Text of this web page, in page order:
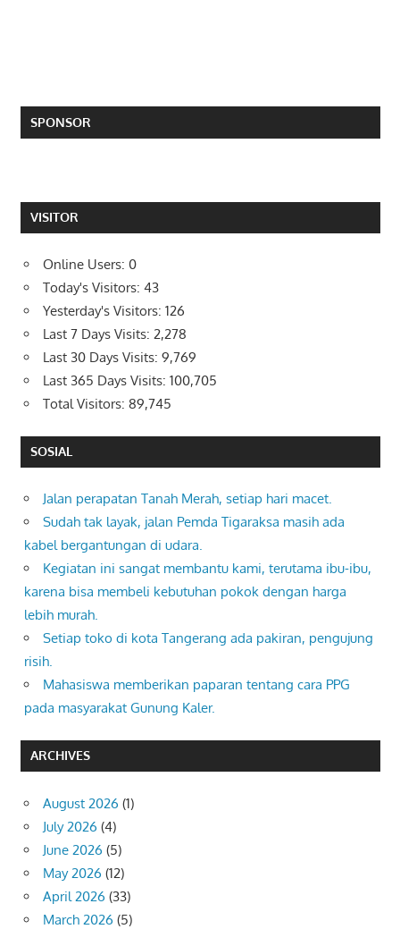
SPONSOR
VISITOR
Online Users: 0
Today's Visitors: 43
Yesterday's Visitors: 126
Last 7 Days Visits: 2,278
Last 30 Days Visits: 9,769
Last 365 Days Visits: 100,705
Total Visitors: 89,745
SOSIAL
Jalan perapatan Tanah Merah, setiap hari macet.
Sudah tak layak, jalan Pemda Tigaraksa masih ada
kabel bergantungan di udara.
Kegiatan ini sangat membantu kami, terutama ibu-ibu,
karena bisa membeli kebutuhan pokok dengan harga
lebih murah.
Setiap toko di kota Tangerang ada pakiran, pengujung
risih.
Mahasiswa memberikan paparan tentang cara PPG
pada masyarakat Gunung Kaler.
ARCHIVES
August 2026 (1)
July 2026 (4)
June 2026 (5)
May 2026 (12)
April 2026 (33)
March 2026 (5)